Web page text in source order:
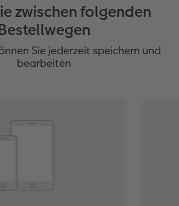
zwischen folgenden
Sie jederzeit speichern und
bearbeiten